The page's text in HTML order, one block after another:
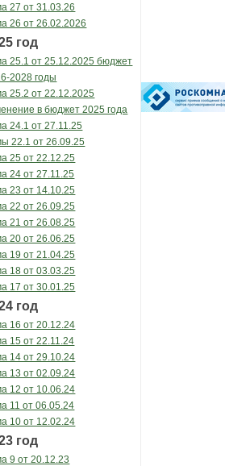
27 от 31.03.26
26 от 26.02.2026
год
25.1 от 25.12.2025 бюджет
2028 годы
25.2 от 22.12.2025
в бюджет 2025 года
24.1 от 27.11.25
22.1 от 26.09.25
25 от 22.12.25
24 от 27.11.25
23 от 14.10.25
22 от 26.09.25
21 от 26.08.25
20 от 26.06.25
19 от 21.04.25
18 от 03.03.25
17 от 30.01.25
год
16 от 20.12.24
15 от 22.11.24
14 от 29.10.24
13 от 02.09.24
12 от 10.06.24
11 от 06.05.24
10 от 12.02.24
год
9 от 20.12.23